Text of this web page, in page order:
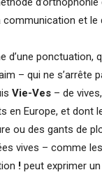
et le
d’une ponctuation,
– qui ne s’arrête
Vie-Ves – de
en Europe, et dont
ou des gants de
vives – comme
! peut exprimer